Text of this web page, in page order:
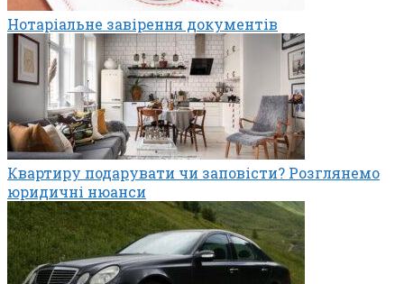
Нотаріальне завірення документів
Квартиру подарувати чи заповісти? Розглянемо
юридичні нюанси